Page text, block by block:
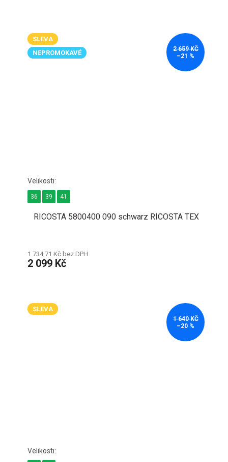
SLEVA
NEPROMOKAVÉ
2 659 KČ
–21 %
RICOSTA 5800400 090 schwarz RICOSTA TEX
1 734,71 Kč bez DPH
2 099 Kč
36 39 41
SLEVA
1 640 KČ
–20 %